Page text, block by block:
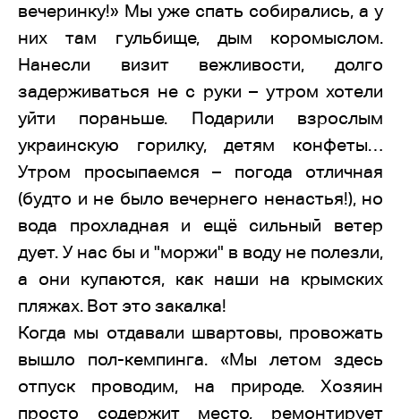
вечеринку!» Мы уже спать собирались, а у
них там гульбище, дым коромыслом.
Нанесли визит вежливости, долго
задерживаться не с руки – утром хотели
уйти пораньше. Подарили взрослым
украинскую горилку, детям конфеты…
Утром просыпаемся – погода отличная
(будто и не было вечернего ненастья!), но
вода прохладная и ещё сильный ветер
дует. У нас бы и "моржи" в воду не полезли,
а они купаются, как наши на крымских
пляжах. Вот это закалка!
Когда мы отдавали швартовы, провожать
вышло пол-кемпинга. «Мы летом здесь
отпуск проводим, на природе. Хозяин
просто содержит место, ремонтирует